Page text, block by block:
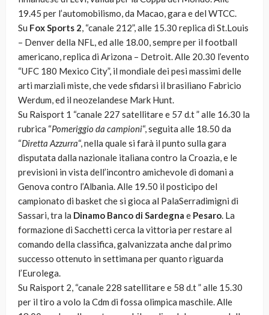
19.45 per l’automobilismo, da Macao, gara e del WTCC.
Su Fox Sports 2, “canale 212”, alle 15.30 replica di St.Louis
– Denver della NFL, ed alle 18.00, sempre per il football
americano, replica di Arizona – Detroit. Alle 20.30 l’evento
“UFC 180 Mexico City”, il mondiale dei pesi massimi delle
arti marziali miste, che vede sfidarsi il brasiliano Fabricio
Werdum, ed il neozelandese Mark Hunt.
Su Raisport 1 “canale 227 satellitare e 57 d.t ” alle 16.30 la
rubrica “Pomeriggio da campioni“, seguita alle 18.50 da
“Diretta Azzurra“, nella quale si farà il punto sulla gara
disputata dalla nazionale italiana contro la Croazia, e le
previsioni in vista dell’incontro amichevole di domani a
Genova contro l’Albania. Alle 19.50 il posticipo del
campionato di basket che si gioca al PalaSerradimigni di
Sassari, tra la Dinamo Banco di Sardegna e Pesaro. La
formazione di Sacchetti cerca la vittoria per restare al
comando della classifica, galvanizzata anche dal primo
successo ottenuto in settimana per quanto riguarda
l’Eurolega.
Su Raisport 2, “canale 228 satellitare e 58 d.t ” alle 15.30
per il tiro a volo la Cdm di fossa olimpica maschile. Alle